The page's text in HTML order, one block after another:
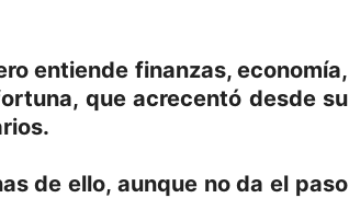
entiende finanzas, economía,
que acrecentó desde su
de ello, aunque no da el paso